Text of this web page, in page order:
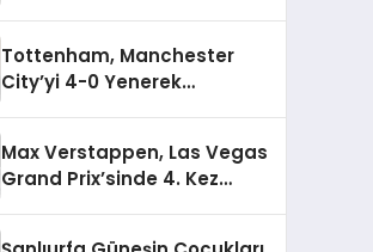
Tottenham, Manchester
City’yi 4-0 Yenerek
Max Verstappen, Las Vegas
Grand Prix’sinde 4. Kez